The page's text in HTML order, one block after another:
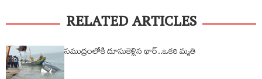
RELATED ARTICLES
సముద్రంలోకి దూసుకెళ్లిన థార్..ఒకరి మృతి